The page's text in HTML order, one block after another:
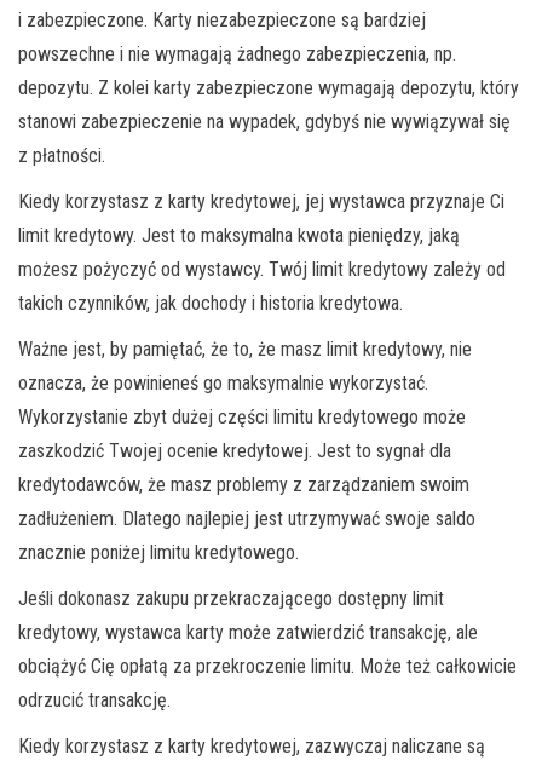
i zabezpieczone. Karty niezabezpieczone są bardziej
powszechne i nie wymagają żadnego zabezpieczenia, np.
depozytu. Z kolei karty zabezpieczone wymagają depozytu, który
stanowi zabezpieczenie na wypadek, gdybyś nie wywiązywał się
z płatności.
Kiedy korzystasz z karty kredytowej, jej wystawca przyznaje Ci
limit kredytowy. Jest to maksymalna kwota pieniędzy, jaką
możesz pożyczyć od wystawcy. Twój limit kredytowy zależy od
takich czynników, jak dochody i historia kredytowa.
Ważne jest, by pamiętać, że to, że masz limit kredytowy, nie
oznacza, że powinieneś go maksymalnie wykorzystać.
Wykorzystanie zbyt dużej części limitu kredytowego może
zaszkodzić Twojej ocenie kredytowej. Jest to sygnał dla
kredytodawców, że masz problemy z zarządzaniem swoim
zadłużeniem. Dlatego najlepiej jest utrzymywać swoje saldo
znacznie poniżej limitu kredytowego.
Jeśli dokonasz zakupu przekraczającego dostępny limit
kredytowy, wystawca karty może zatwierdzić transakcję, ale
obciążyć Cię opłatą za przekroczenie limitu. Może też całkowicie
odrzucić transakcję.
Kiedy korzystasz z karty kredytowej, zazwyczaj naliczane są